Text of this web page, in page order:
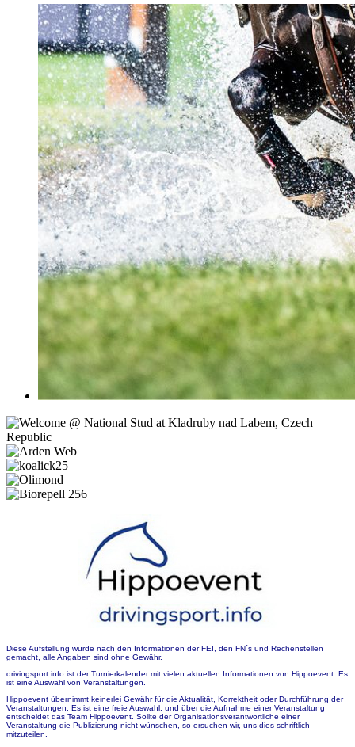
Diese Aufstellung wurde nach den Informationen der FEI, den FN´s und Rechenstellen
gemacht, alle Angaben sind ohne Gewähr.
drivingsport.info ist der Turnierkalender mit vielen aktuellen Informationen von Hippoevent. Es
ist eine Auswahl von Veranstaltungen.
Hippoevent übernimmt keinerlei Gewähr für die Aktualität, Korrektheit oder Durchführung der
Veranstaltungen. Es ist eine freie Auswahl, und über die Aufnahme einer Veranstaltung
entscheidet das Team Hippoevent. Sollte der Organisationsverantwortliche einer
Veranstaltung die Publizierung nicht wünschen, so ersuchen wir, uns dies schriftlich
mitzuteilen.